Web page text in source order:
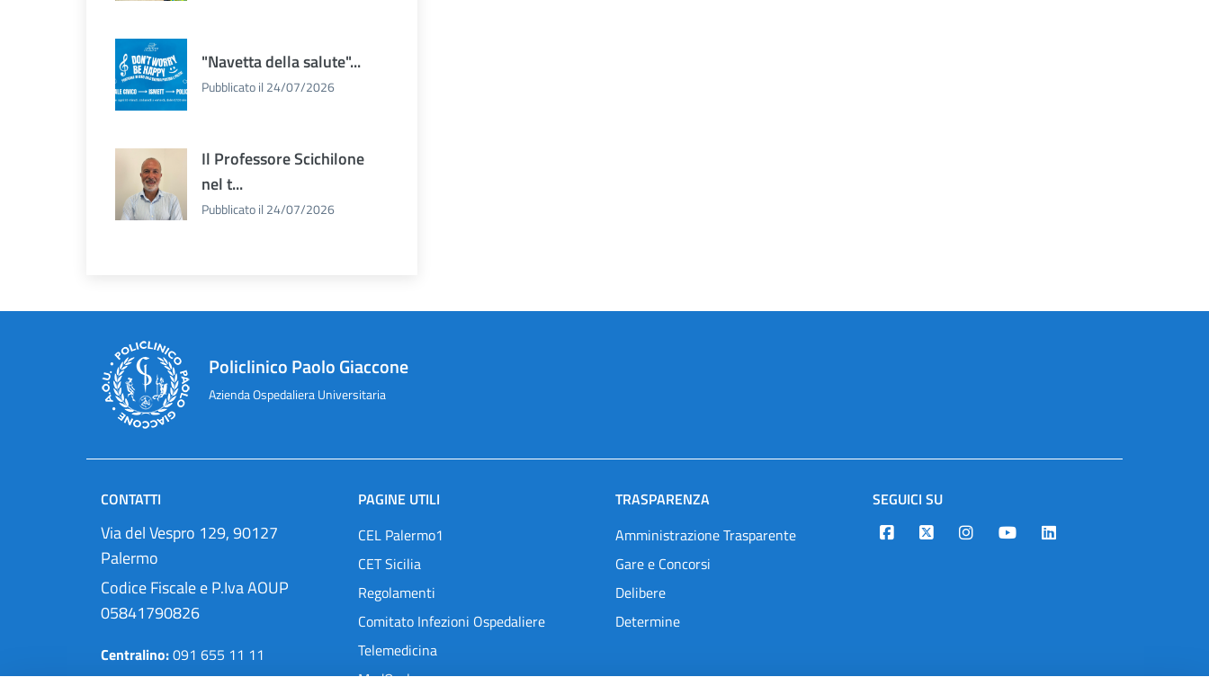
"Navetta della salute"...
Pubblicato il 24/07/2026
Il Professore Scichilone
nel t...
Pubblicato il 24/07/2026
Policlinico Paolo Giaccone
Azienda Ospedaliera Universitaria
CONTATTI
Via del Vespro 129, 90127
Palermo
Codice Fiscale e P.Iva AOUP
05841790826
Centralino:091 655 11 11
Pec:protocollo@cert.policlinico.pa.it
PAGINE UTILI
CEL Palermo1
CET Sicilia
Regolamenti
Comitato Infezioni Ospedaliere
Telemedicina
MedOral
TRASPARENZA
Amministrazione Trasparente
Gare e Concorsi
Delibere
Determine
SEGUICI SU
Designers Italia
TwitterInstagramYoutubeLinkedin